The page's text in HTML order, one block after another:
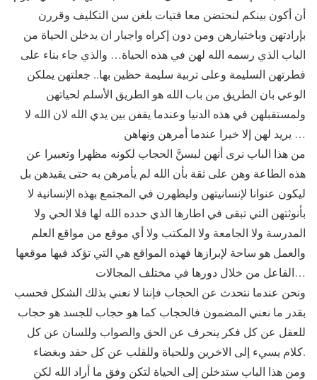
أن أكون بينكم لنحتضن معا فتيات بلغن سن التكليف وقررن
بإرادتهن وباختيارهن ومن دون إكراه واجبار ان يدخلن الحياة من
الباب الذي رسمه الله لهن في هذه الحياة… والذي جاء بناء على
فطرتهن السليمة وعلى تربية سليمة حظين بها.. جعلتهن يملكن
الوعي بان الطريق من باب الله هو الطريق الأسلم لحياتهن
ولمستقبلهن في هذه الدنيا وعندما يقفن بين يدي الله لان الله لا
يريد لهن إلا خيرا عندما أمرهن ونهاهن …
من هذا الباب نرى أنهن لبسنَّ الحجاب لكونه مظهرا وتعبيرا عن
هذه الطاعة وهن على ثقة بأن الله لم يأمرهن به حتى يقيدهن بل
ليكون عنوانا لإنسانيتهن وليظهرن في المجتمع بهذه الإنسانية لا
بأنوثتهن التي تبقى في اطارها الذي حدده الله لها فلا الحي ولا
المدرسة ولا الجامعة ولا المكتب ولا أي موقع من مواقع العلم
والعمل هو ساحة لإبرازها فهذه المواقع هي التي تؤكد فيها موقعها
الفاعل من خلال دورها في مختلف المجالات…
ونحن عندما نتحدث عن الحجاب فإننا لا نعني بذلك الشكل فحسب
بقدر ما نعني المضمون فالحجاب كما هو حجاب للجسد هو حجاب
للعقل عن كل فكر ينحرف عن الحق والصواب وللسان عن كل
كلام يسيء إلى الاخرين وللحياة وللقلب عن كل حقد وبغضاء.
ومن هذا الباب ستدخلن إلى الحياة لتكن وفق ما أراد الله لكن